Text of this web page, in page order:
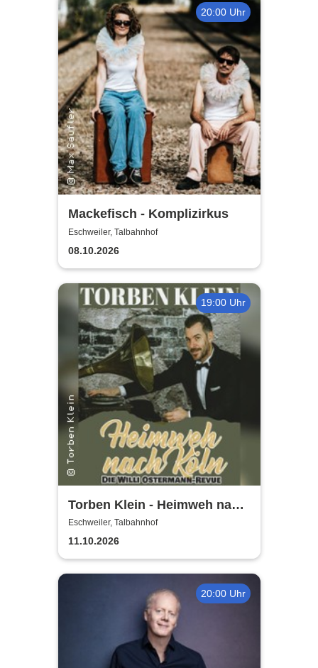
20:00 Uhr
Mackefisch - Komplizirkus
Eschweiler, Talbahnhof
08.10.2026
19:00 Uhr
Torben Klein - Heimweh nach
Köln - die Willi Ostermann
Revue
Eschweiler, Talbahnhof
11.10.2026
20:00 Uhr